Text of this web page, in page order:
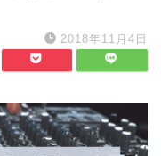
2018年11月4日